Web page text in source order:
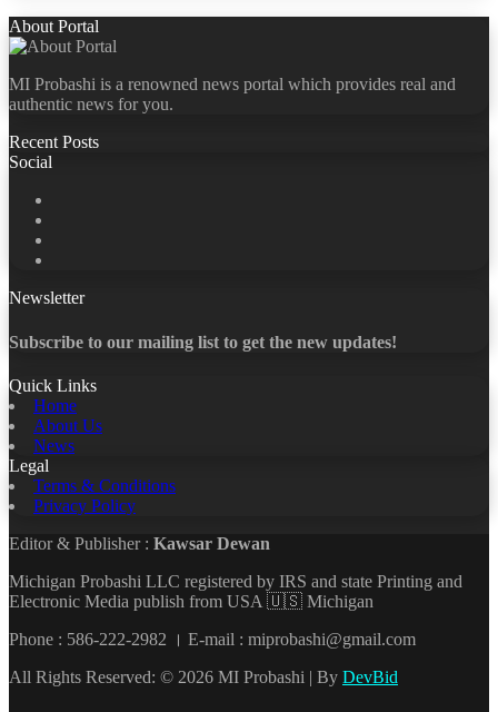
About Portal
MI Probashi is a renowned news portal which provides real and
authentic news for you.
Recent Posts
Social
Newsletter
Subscribe to our mailing list to get the new updates!
Quick Links
Home
About Us
News
Legal
Terms & Conditions
Privacy Policy
Editor & Publisher : Kawsar Dewan
Michigan Probashi LLC registered by IRS and state Printing and
Electronic Media publish from USA 🇺🇸 Michigan
Phone : 586-222-2982 । E-mail : miprobashi@gmail.com
All Rights Reserved: © 2026 MI Probashi | By DevBid